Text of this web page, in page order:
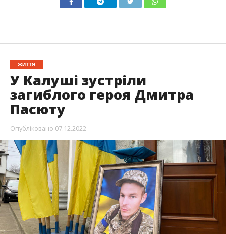
ЖИТТЯ
У Калуші зустріли
загиблого героя Дмитра
Пасюту
Опубліковано 07.12.2022